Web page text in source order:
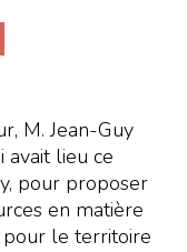
M. Jean-Guy
avait lieu ce
pour proposer
en matière
le territoire